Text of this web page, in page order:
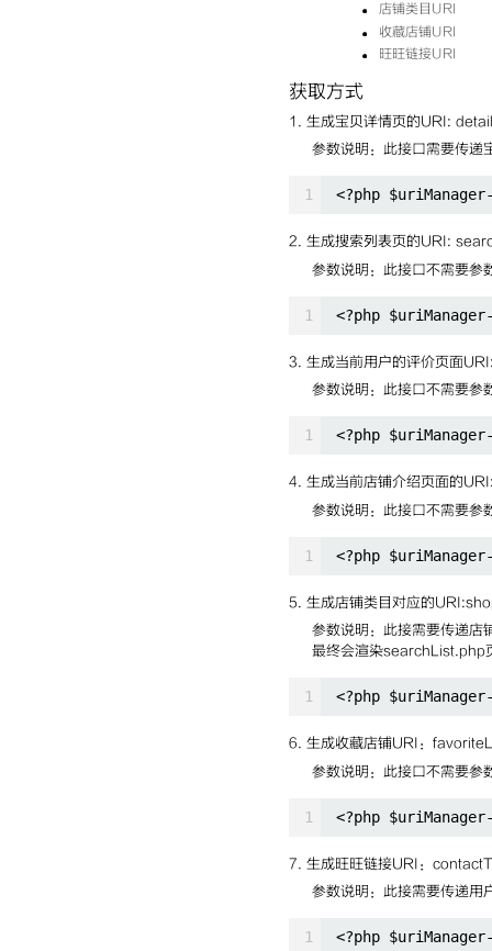
店铺类目URI
收藏店铺URI
旺旺链接URI
获取方式
1. 生成宝贝详情页的URI:
参数说明：此接口需要传递
1 <?php
2. 生成搜索列表页的URI:
参数说明：此接口不需要参
1 <?php
3. 生成当前用户的评价页面
参数说明：此接口不需要参
1 <?php
4. 生成当前店铺介绍页面的
参数说明：此接口不需要参
1 <?php
5. 生成店铺类目对应的
参数说明：此接需要传递
最终会渲染searchList.php
1 <?php
6. 生成收藏店铺URI：
参数说明：此接口不需要参
1 <?php
7. 生成旺旺链接URI：
参数说明：此接需要传递用
1 <?php